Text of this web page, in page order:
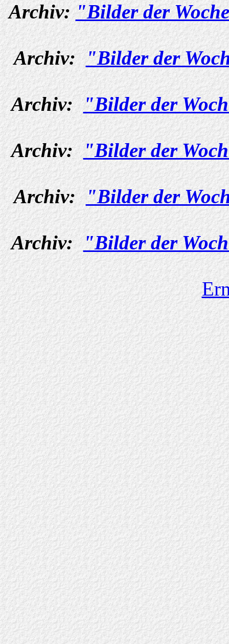
Archiv:"Bilder der
Archiv:"Bilder der
Archiv:"Bilder der
Archiv:"Bilder der
Archiv:"Bilder der
Archiv:"Bilder der